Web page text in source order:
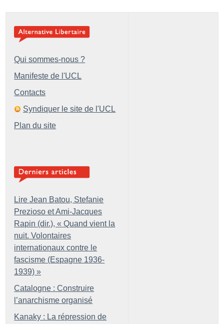
Qui sommes-nous ?
Manifeste de l'UCL
Contacts
Syndiquer le site de l'UCL
Plan du site
Lire Jean Batou, Stefanie
Prezioso et Ami-Jacques
Rapin (dir.), « Quand vient la
nuit. Volontaires
internationaux contre le
fascisme (Espagne 1936-
1939) »
Catalogne : Construire
l’anarchisme organisé
Kanaky : La répression de